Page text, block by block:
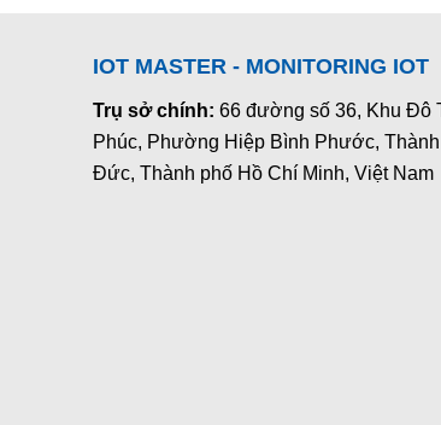
IOT MASTER - MONITORING IOT
Trụ sở chính: 66 đường số 36, Khu Đô
Phúc, Phường Hiệp Bình Phước,
Đức, Thành phố Hồ Chí Minh, Việt Nam